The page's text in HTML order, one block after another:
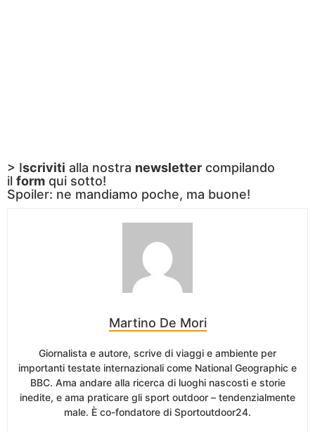
> Iscriviti alla nostra newsletter compilando
il form qui sotto!
Spoiler: ne mandiamo poche, ma buone!
Martino De Mori
Giornalista e autore, scrive di viaggi e ambiente per
importanti testate internazionali come National Geographic e
BBC. Ama andare alla ricerca di luoghi nascosti e storie
inedite, e ama praticare gli sport outdoor – tendenzialmente
male. È co-fondatore di Sportoutdoor24.